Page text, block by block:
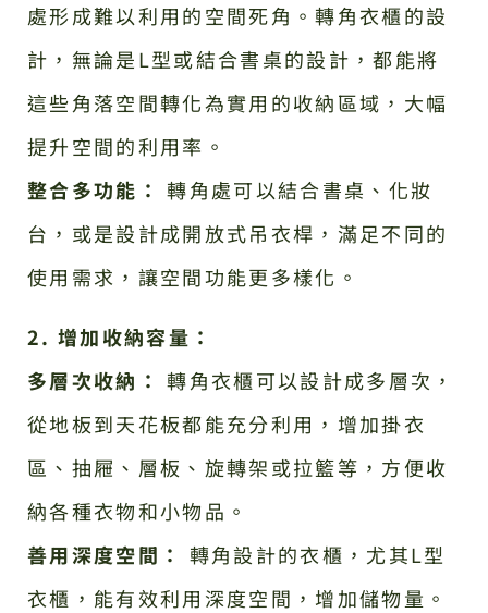
處形成難以利用的空間死角。轉角衣櫃的設
計，無論是L型或結合書桌的設計，都能將
這些角落空間轉化為實用的收納區域，大幅
提升空間的利用率。
整合多功能： 轉角處可以結合書桌、化妝
台，或是設計成開放式吊衣桿，滿足不同的
使用需求，讓空間功能更多樣化。
2. 增加收納容量：
多層次收納： 轉角衣櫃可以設計成多層次，
從地板到天花板都能充分利用，增加掛衣
區、抽屜、層板、旋轉架或拉籃等，方便收
納各種衣物和小物品。
善用深度空間：
轉角設計的衣櫃，尤其L型
衣櫃，能有效利用深度空間，增加儲物量。